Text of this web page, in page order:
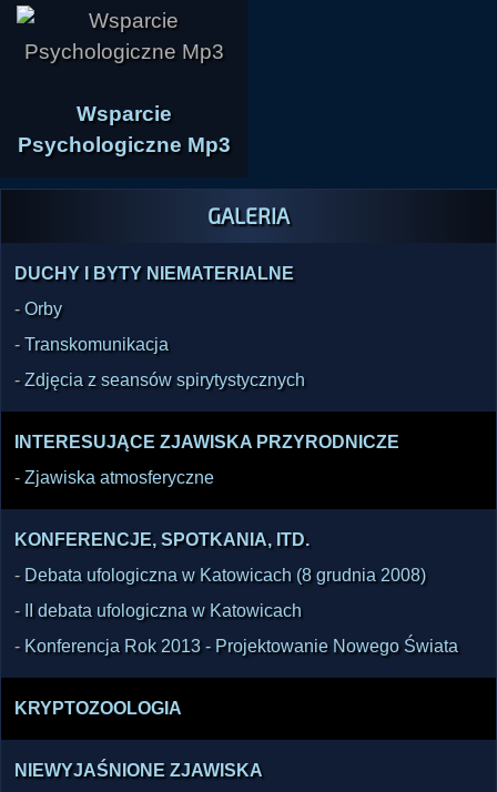
Wsparcie
Psychologiczne Mp3
GALERIA
DUCHY I BYTY NIEMATERIALNE
-Orby
-Transkomunikacja
-Zdjęcia z seansów spirytystycznych
INTERESUJĄCE ZJAWISKA PRZYRODNICZE
- Zjawiska atmosferyczne
KONFERENCJE, SPOTKANIA, ITD.
- Debata ufologiczna w Katowicach (8 grudnia 2008)
- II debata ufologiczna w Katowicach
- Konferencja Rok 2013 - Projektowanie Nowego Świata
KRYPTOZOOLOGIA
NIEWYJAŚNIONE ZJAWISKA